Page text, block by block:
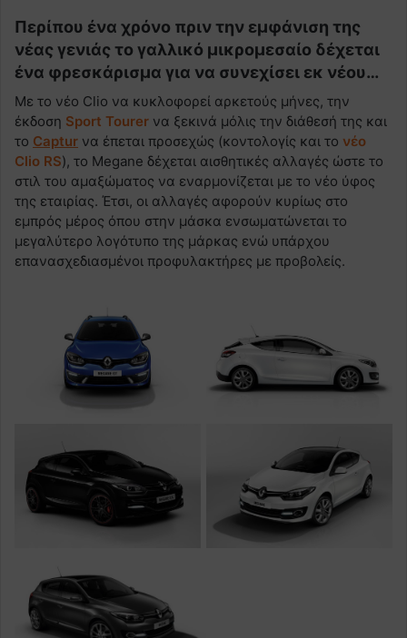
Περίπου ένα χρόνο πριν την εμφάνιση της
νέας γενιάς το γαλλικό μικρομεσαίο δέχεται
ένα φρεσκάρισμα για να συνεχίσει εκ νέου…
Με το νέο Clio να κυκλοφορεί αρκετούς μήνες, την
έκδοση Sport Tourer να ξεκινά μόλις την διάθεσή της και
το Captur να έπεται προσεχώς (κοντολογίς και το νέο
Clio RS), το Megane δέχεται αισθητικές αλλαγές ώστε το
στιλ του αμαξώματος να εναρμονίζεται με το νέο ύφος
της εταιρίας. Έτσι, οι αλλαγές αφορούν κυρίως στο
εμπρός μέρος όπου στην μάσκα ενσωματώνεται το
μεγαλύτερο λογότυπο της μάρκας ενώ υπάρχου
επανασχεδιασμένοι προφυλακτήρες με προβολείς.